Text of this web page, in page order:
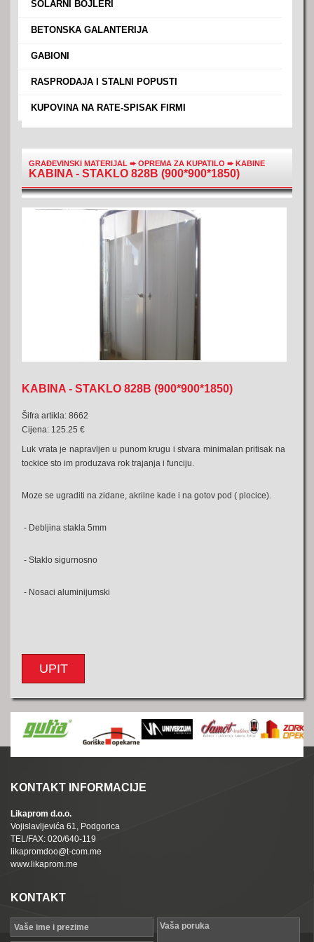
SOLARNI BOJLERI
BETONSKA GALANTERIJA
GABIONI
RASPRODAJA I STALNI POPUSTI
KUPOVINA NA RATE-SPISAK FIRMI
GRAĐEVINSKI MATERIJAL ➨OPREMA ZA KUPATILO ➨KABINE
KABINA - STAKLO 828B (900*900*1850)
KABINA - STAKLO 828B (900*900*1850)
Šifra artikla: 8662
Cijena: 125.25 €
Luk vrata je napravljen u punom krugu i stvara minimalan pritisak na
tockice sto im produzava rok trajanja i funciju.
Moze se ugraditi na zidane, akrilne kade i na gotov pod ( plocice).
- Debljina stakla 5mm
- Staklo sigurnosno
- Nosaci aluminijumski
UPIT
KONTAKT INFORMACIJE
Likaprom d.o.o.
Vojislavljevića 61, Podgorica
TEL/FAX: 020/640-119
likapromdoo@t-com.me
www.likaprom.me
KONTAKT